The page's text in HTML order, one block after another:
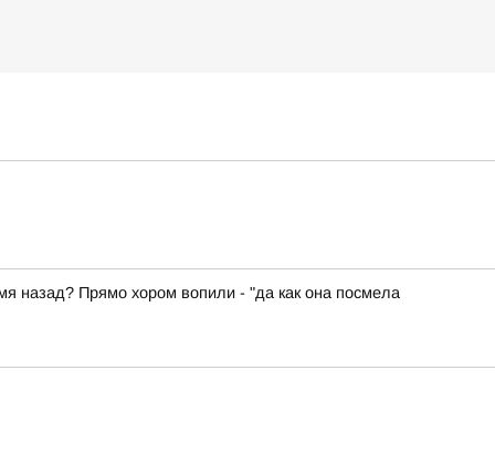
назад? Прямо хором вопили - "да как она посмела